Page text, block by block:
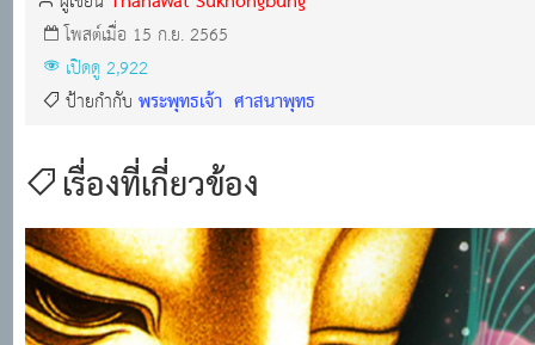
โพสต์เมื่อ 15 ก.ย. 2565
เปิดดู 2,922
ป้ายกำกับพระพุทธเจ้า ศาสนาพุทธ
เรื่องที่เกี่ยวข้อง